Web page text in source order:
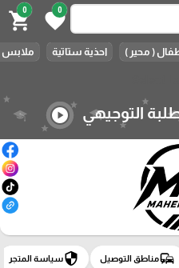
0
favorite
0
shopping_cart
( محير ) احذية ستاتية ملابس
التوجيهي play_circle
commuteمناطق التوصيل securityسياسة المتجر